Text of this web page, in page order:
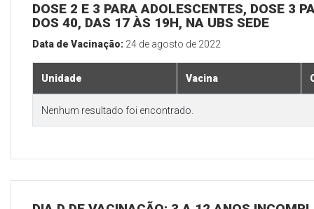
DOSE 2 E 3 PARA ADOLESCENTES, DOSE 3
DOS 40, DAS 17 ÀS 19H, NA UBS SEDE
Data de Vacinação: 24 de agosto de 2022
Unidade Vacina
Nenhum resultado foi encontrado.